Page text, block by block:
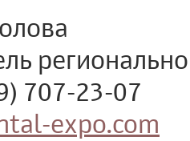
707-23-07
expo.com